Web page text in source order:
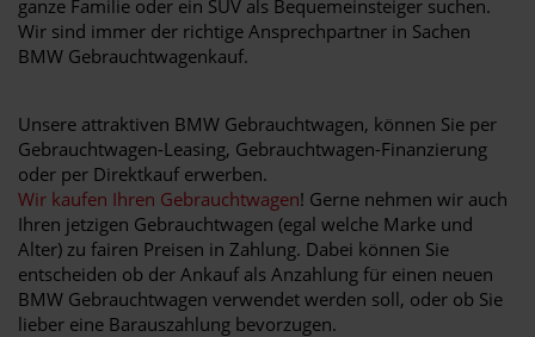
ganze Familie oder ein SUV als Bequemeinsteiger suchen.
Wir sind immer der richtige Ansprechpartner in Sachen
BMW Gebrauchtwagenkauf.
Unsere attraktiven BMW Gebrauchtwagen, können Sie per
Gebrauchtwagen-Leasing, Gebrauchtwagen-Finanzierung
oder per Direktkauf erwerben.
Wir kaufen Ihren Gebrauchtwagen! Gerne nehmen wir auch
Ihren jetzigen Gebrauchtwagen (egal welche Marke und
Alter) zu fairen Preisen in Zahlung. Dabei können Sie
entscheiden ob der Ankauf als Anzahlung für einen neuen
BMW Gebrauchtwagen verwendet werden soll, oder ob Sie
lieber eine Barauszahlung bevorzugen.